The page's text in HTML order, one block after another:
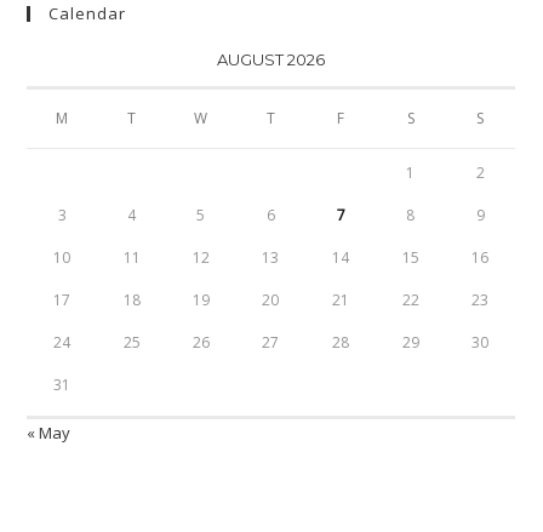
Calendar
AUGUST 2026
M T W T F S S
1 2
3 4 5 6 7 8 9
10 11 12 13 14 15 16
17 18 19 20 21 22 23
24 25 26 27 28 29 30
31
« May